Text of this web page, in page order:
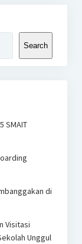
Search
SMAIT
di
Visitasi
Unggul